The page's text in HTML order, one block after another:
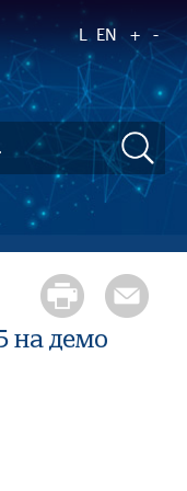
L EN + -
на демо